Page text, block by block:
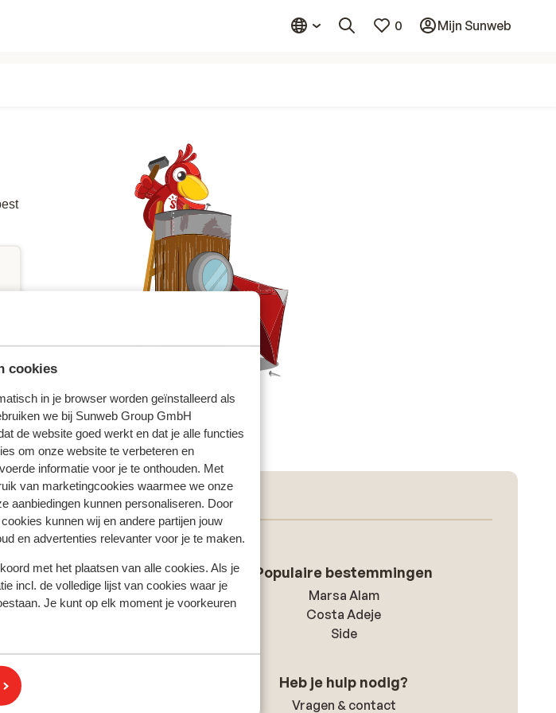
cookies
in je browser worden geïnstalleerd als
we bij Sunweb Group GmbH
de website goed werkt en dat je alle functies
om onze website te verbeteren en
informatie voor je te onthouden. Met
van marketingcookies waarmee we onze
aanbiedingen kunnen personaliseren. Door
kunnen wij en andere partijen jouw
en advertenties relevanter voor je te maken.
met het plaatsen van alle cookies. Als je
incl. de volledige lijst van cookies waar je
Je kunt op elk moment je voorkeuren
0 Mijn Sunweb
Beach
regio's
Kreta
Canaria
Populaire bestemmingen
Marsa Alam
Costa Adeje
Side
en privacy
Privacy
Heb je hulp nodig?
Vragen & contact